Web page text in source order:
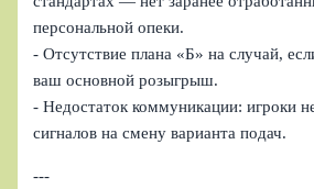
персональной опеки.
- Отсутствие плана «Б» на случай,
ваш основной розыгрыш.
- Недостаток коммуникации: игроки
сигналов на смену варианта подач.
---